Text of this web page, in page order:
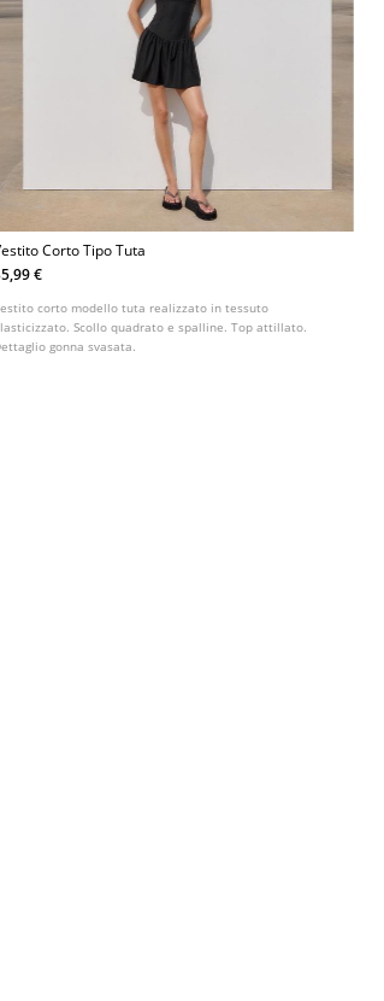
Corto Tipo Tuta
€
corto modello tuta realizzato in tessuto
Scollo quadrato e spalline. Top attillato.
gonna svasata.